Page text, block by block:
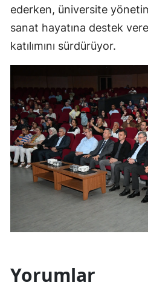
ederken, üniversite
sanat hayatına destek
katılımını sürdürüyor.
Yorumlar